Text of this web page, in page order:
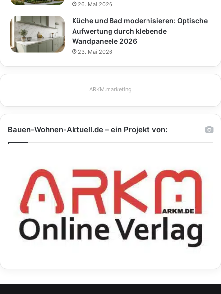
26. Mai 2026
Küche und Bad modernisieren: Optische
Aufwertung durch klebende
Wandpaneele 2026
23. Mai 2026
ARKM.marketing
Bauen-Wohnen-Aktuell.de – ein Projekt von: